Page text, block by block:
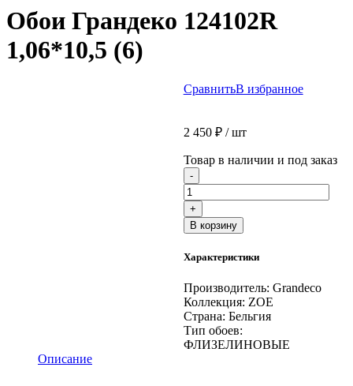
Обои Грандеко 124102R
1,06*10,5 (6)
СравнитьВ избранное
2 450 ₽/ шт
Товар в наличии и под заказ
- Количество
товара
Обои
Грандеко
124102R
(6)
+
В корзину
Характеристики
Производитель: Grandeco
Коллекция: ZOE
Страна: Бельгия
Тип обоев:
ФЛИЗЕЛИНОВЫЕ
Описание